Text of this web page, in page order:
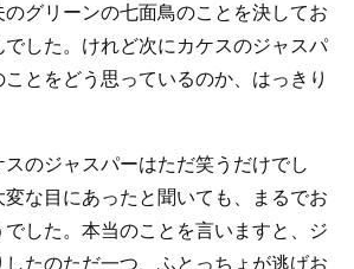
グリーンの七面鳥のことを決してお
した。けれど次にカケスのジャスパ
とをどう思っているのか、はっきり
スのジャスパーはただ笑うだけでし
な目にあったと聞いても、まるでお
した。本当のことを言いますと、ジ
たのただ一つ、ふとっちょが逃げお